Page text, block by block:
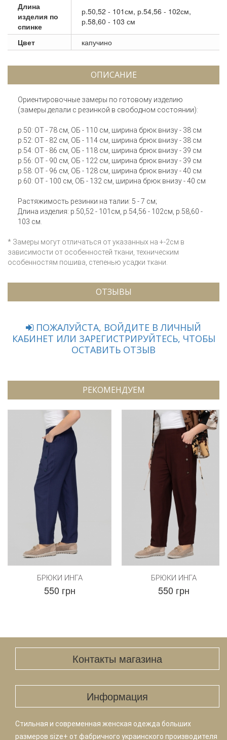
Длина
изделия по
спинке
р.50,52 - 101см, р.54,56 - 102см,
р.58,60 - 103 см
Цвет капучино
ОПИСАНИЕ
Ориентировочные замеры по готовому изделию
(замеры делали с резинкой в свободном состоянии):
р.50: ОТ - 78 см, ОБ - 110 см, ширина брюк внизу - 38 см
р.52: ОТ - 82 см, ОБ - 114 см, ширина брюк внизу - 38 см
р.54: ОТ - 86 см, ОБ - 118 см, ширина брюк внизу - 39 см
р.56: ОТ - 90 см, ОБ - 122 см, ширина брюк внизу - 39 см
р.58: ОТ - 96 см, ОБ - 128 см, ширина брюк внизу - 40 см
р.60: ОТ - 100 см, ОБ - 132 см, ширина брюк внизу - 40 см
Растяжимость резинки на талии: 5 - 7 см;
Длина изделия: р.50,52 - 101см, р.54,56 - 102см, р.58,60 -
103 см.
* Замеры могут отличаться от указанных на +-2см в
зависимости от особенностей ткани, техническим
особенностям пошива, степенью усадки ткани.
ОТЗЫВЫ
ПОЖАЛУЙСТА, ВОЙДИТЕ В ЛИЧНЫЙ
КАБИНЕТ ИЛИ ЗАРЕГИСТРИРУЙТЕСЬ, ЧТОБЫ
ОСТАВИТЬ ОТЗЫВ
РЕКОМЕНДУЕМ
БРЮКИ ИНГА
550 грн
БРЮКИ ИНГА
550 грн
Контакты магазина
Информация
Стильная и современная женская одежда больших
размеров size+ от фабричного украинского производителя